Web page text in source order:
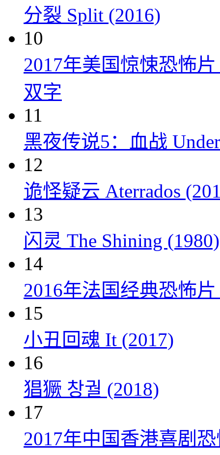
分裂 Split (2016)
10
2017年美国惊悚恐怖
双字
11
黑夜传说5：血战
12
诡怪疑云 Aterrados
13
闪灵 The Shining (1980)
14
2016年法国经典恐怖
15
小丑回魂 It (2017)
16
猖獗 창궐 (2018)
17
2017年中国香港喜剧